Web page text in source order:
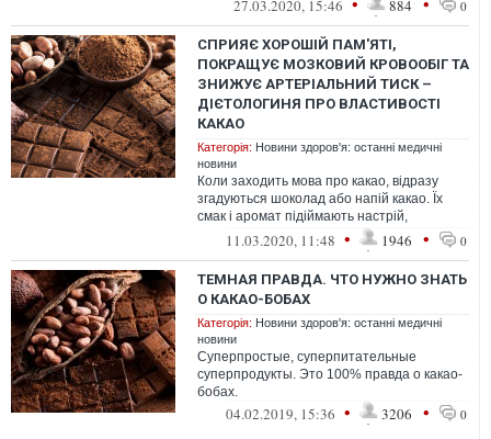
27.03.2020, 15:46 884 0
СПРИЯЄ ХОРОШІЙ ПАМ'ЯТІ,
ПОКРАЩУЄ МОЗКОВИЙ КРОВООБІГ ТА
ЗНИЖУЄ АРТЕРІАЛЬНИЙ ТИСК –
ДІЄТОЛОГИНЯ ПРО ВЛАСТИВОСТІ
КАКАО
Категорія: Новини здоров'я: останні медичні
новини
Коли заходить мова про какао, відразу
згадуються шоколад або напій какао. Їх
смак і аромат підіймають настрій,
підбадьорюють.
11.03.2020, 11:48 • 1946 • 0
ТЕМНАЯ ПРАВДА. ЧТО НУЖНО ЗНАТЬ
О КАКАО-БОБАХ
Категорія: Новини здоров'я: останні медичні
новини
Суперпростые, суперпитательные
суперпродукты. Это 100% правда о какао-
бобах.
04.02.2019, 15:36 • 3206 • 0